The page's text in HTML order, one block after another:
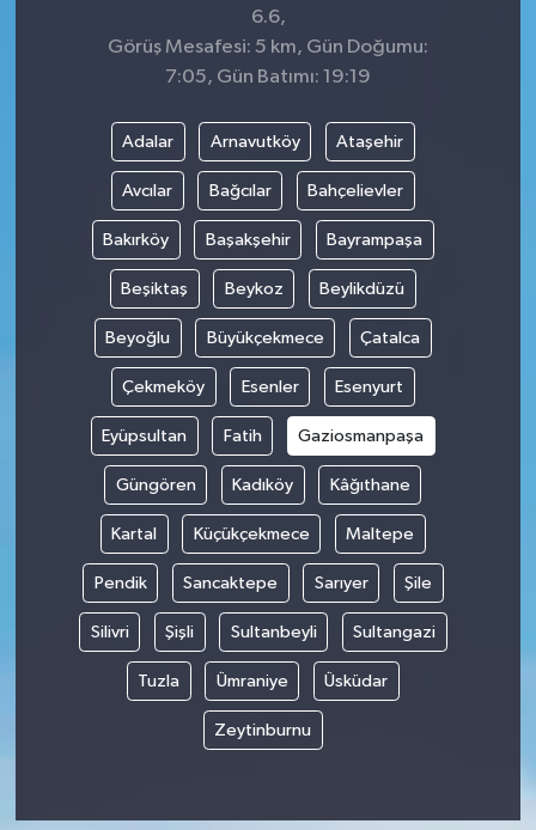
6.6,
Görüş Mesafesi: 5 km, Gün Doğumu:
7:05, Gün Batımı: 19:19
Adalar Arnavutköy Ataşehir
Avcılar Bağcılar Bahçelievler
Bakırköy Başakşehir Bayrampaşa
Beşiktaş Beykoz Beylikdüzü
Beyoğlu Büyükçekmece Çatalca
Çekmeköy Esenler Esenyurt
Eyüpsultan Fatih Gaziosmanpaşa
Güngören Kadıköy Kâğıthane
Kartal Küçükçekmece Maltepe
Pendik Sancaktepe Sarıyer Şile
Silivri Şişli Sultanbeyli Sultangazi
Tuzla Ümraniye Üsküdar
Zeytinburnu